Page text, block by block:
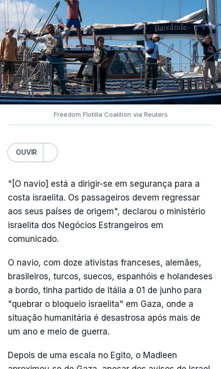
Freedom Flotilla Coalition via Reuters
OUVIR
"[O navio] está a dirigir-se em segurança para a
costa israelita. Os passageiros devem regressar
aos seus países de origem", declarou o ministério
israelita dos Negócios Estrangeiros em
comunicado.
O navio, com doze ativistas franceses, alemães,
brasileiros, turcos, suecos, espanhóis e holandeses
a bordo, tinha partido de Itália a 01 de junho para
"quebrar o bloqueio israelita" em Gaza, onde a
situação humanitária é desastrosa após mais de
um ano e meio de guerra.
Depois de uma escala no Egito, o Madleen